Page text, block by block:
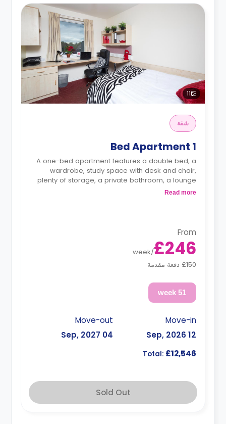
11
شقة
1 Bed Apartment
A one-bed apartment features a double bed, a
wardrobe, study space with desk and chair,
plenty of storage, a private bathroom, a lounge
area and a kitchen with a oven, hob and
Read more
From
£246
/
week
£150 دفعة مقدمة
51 week
Move-in
12 Sep, 2026
Move-out
04 Sep, 2027
Total: £12,546
Sold Out